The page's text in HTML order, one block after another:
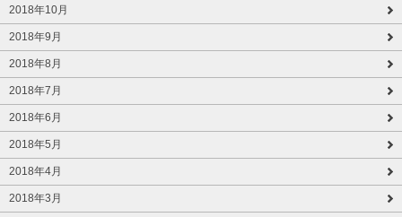
2018年10月
2018年9月
2018年8月
2018年7月
2018年6月
2018年5月
2018年4月
2018年3月